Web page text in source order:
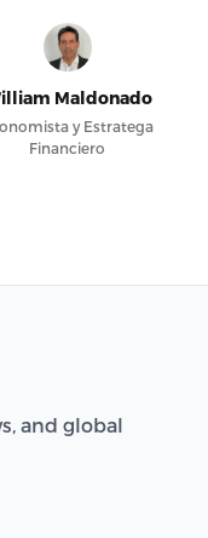
Maldonado
y Estratega
Financiero
and global